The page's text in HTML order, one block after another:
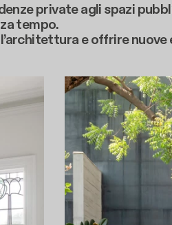
private agli spazi
tempo.
e offrire